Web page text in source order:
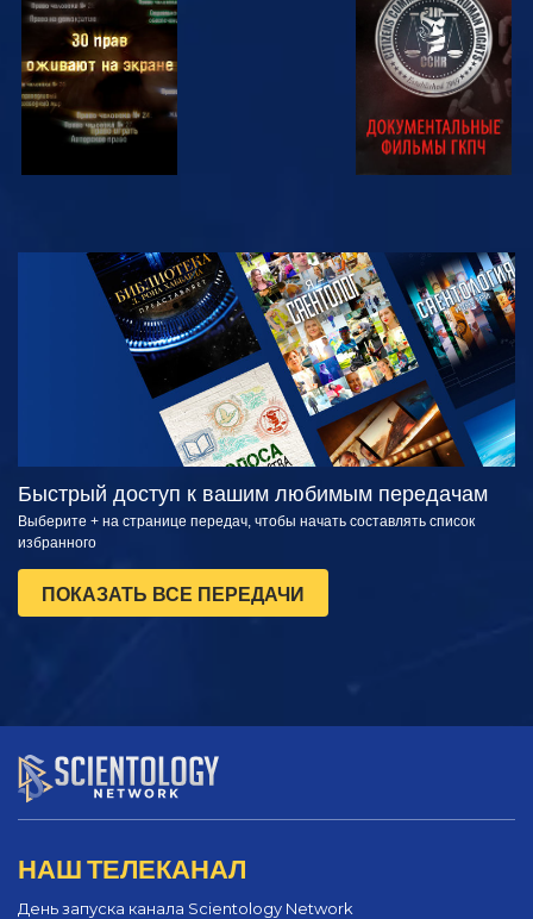
СМОТРЕТЬ СМОТРЕТЬ
СМОТРЕТЬ
СМОТРЕТЬ
ПЕРЕДАЧИ
Быстрый доступ к вашим любимым передачам
Выберите + на странице передач, чтобы начать составлять список
избранного
ПОКАЗАТЬ ВСЕ ПЕРЕДАЧИ
НАШ ТЕЛЕКАНАЛ
День запуска канала Scientology Network